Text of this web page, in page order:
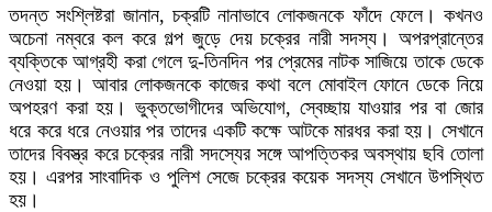
তদন্ত সংশ্লিষ্টরা জানান, চক্রটি নানাভাবে লোকজনকে ফাঁদে ফেলে। কখনও
অচেনা নম্বরে কল করে গল্প জুড়ে দেয় চক্রের নারী সদস্য। অপরপ্রান্তের
ব্যক্তিকে আগ্রহী করা গেলে দু-তিনদিন পর প্রেমের নাটক সাজিয়ে তাকে ডেকে
নেওয়া হয়। আবার লোকজনকে কাজের কথা বলে মোবাইল ফোনে ডেকে নিয়ে
অপহরণ করা হয়। ভুক্তভোগীদের অভিযোগ, স্বেচ্ছায় যাওয়ার পর বা জোর
ধরে করে ধরে নেওয়ার পর তাদের একটি কক্ষে আটকে মারধর করা হয়। সেখানে
তাদের বিবস্ত্র করে চক্রের নারী সদস্যের সঙ্গে আপত্তিকর অবস্থায় ছবি তোলা
হয়। এরপর সাংবাদিক ও পুলিশ সেজে চক্রের কয়েক সদস্য সেখানে উপস্থিত
হয়।